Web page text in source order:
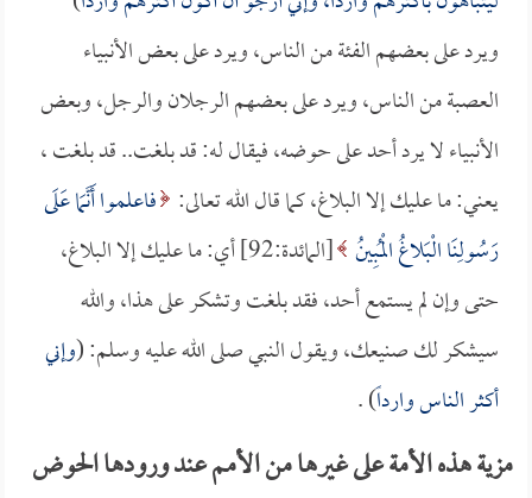
ويرد على بعضهم الفئة من الناس، ويرد على بعض الأنبياء
العصبة من الناس، ويرد على بعضهم الرجلان والرجل، وبعض
الأنبياء لا يرد أحد على حوضه، فيقال له: قد بلغت.. قد بلغت ،
يعني: ما عليك إلا البلاغ، كما قال الله تعالى: فاعلموا أَنَّمَا عَلَى
رَسُولِنَا الْبَلاغُ الْمُبِينُ
[المائدة:92] أي: ما عليك إلا البلاغ،
حتى وإن لم يستمع أحد، فقد بلغت وتشكر على هذا، والله
سيشكر لك صنيعك، ويقول النبي صلى الله عليه وسلم: (وإني
أكثر الناس وارداً) .
مزية هذه الأمة على غيرها من الأمم عند ورودها الحوض